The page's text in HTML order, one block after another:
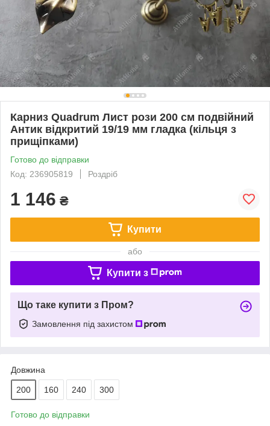
Карниз Quadrum Лист рози 200 см подвійний
Антик відкритий 19/19 мм гладка (кільця з
прищіпками)
Готово до відправки
Код: 236905819
Роздріб
1 146 ₴
Купити
або
Купити з
Що таке купити з Пром?
Замовлення під захистом
Довжина
200 160 240 300
Готово до відправки